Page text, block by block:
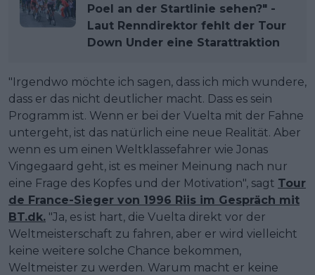
Poel an der Startlinie sehen?" -
Laut Renndirektor fehlt der Tour
Down Under eine Starattraktion
"Irgendwo möchte ich sagen, dass ich mich wundere,
dass er das nicht deutlicher macht. Dass es sein
Programm ist. Wenn er bei der Vuelta mit der Fahne
untergeht, ist das natürlich eine neue Realität. Aber
wenn es um einen Weltklassefahrer wie Jonas
Vingegaard geht, ist es meiner Meinung nach nur
eine Frage des Kopfes und der Motivation", sagt Tour
de France-Sieger von 1996 Riis im Gespräch mit
BT.dk. "Ja, es ist hart, die Vuelta direkt vor der
Weltmeisterschaft zu fahren, aber er wird vielleicht
keine weitere solche Chance bekommen,
Weltmeister zu werden. Warum macht er keine